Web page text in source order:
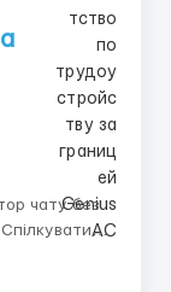
чату без
—